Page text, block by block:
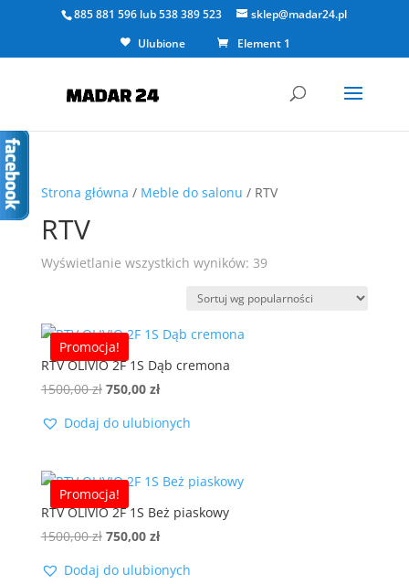
885 881 596 lub538 389 523
sklep@madar24.pl
Ulubione
Element 1
Strona główna / Meble do salonu / RTV
RTV
Wyświetlanie wszystkich wyników: 39Posortowane
popularności
Promocja!
RTV OLIVIO 2F 1S Dąb cremona
1500,00zł Pierwotna
wynosiła:
750,00 złAktualna
wynosi:
Dodaj do ulubionych
Promocja!
RTV OLIVIO 2F 1S Beż piaskowy
1500,00zł Pierwotna
wynosiła:
750,00 złAktualna
wynosi:
Dodaj do ulubionych